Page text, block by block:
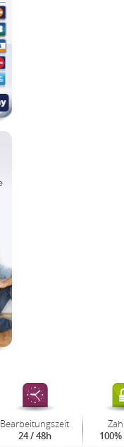
Bearbeitungszeit
24 / 48h